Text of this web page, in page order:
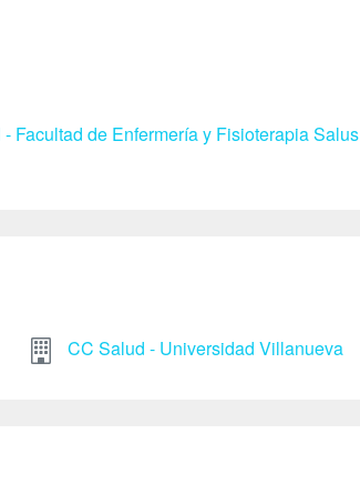
Facultad de Enfermería y Fisioterapia Salus
CC Salud - Universidad Villanueva